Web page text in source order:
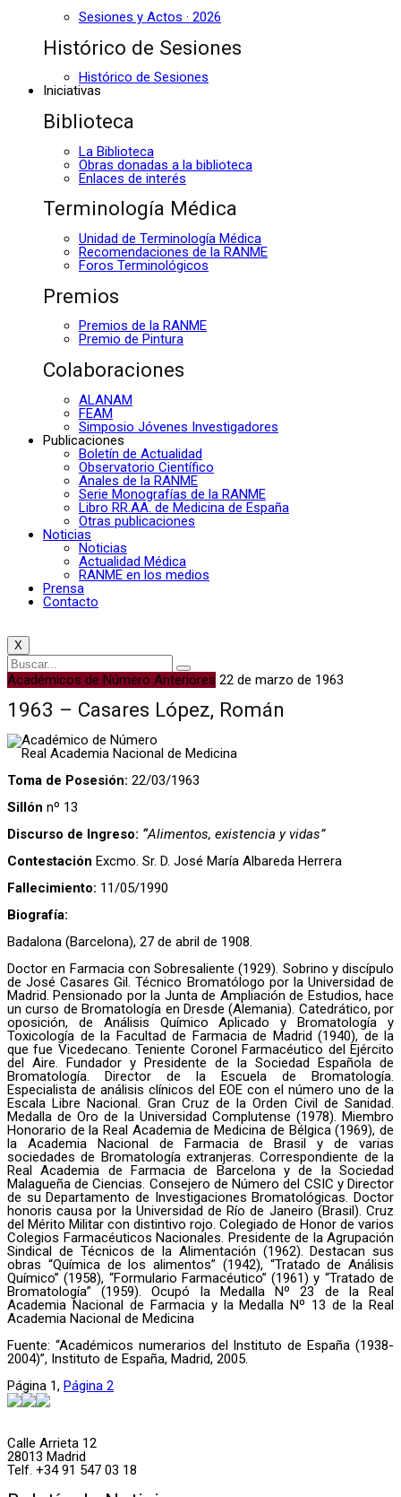
Sesiones y Actos · 2026
Histórico de Sesiones
Histórico de Sesiones
Iniciativas
Biblioteca
La Biblioteca
Obras donadas a la biblioteca
Enlaces de interés
Terminología Médica
Unidad de Terminología Médica
Recomendaciones de la RANME
Foros Terminológicos
Premios
Premios de la RANME
Premio de Pintura
Colaboraciones
ALANAM
FEAM
Simposio Jóvenes Investigadores
Publicaciones
Boletín de Actualidad
Observatorio Científico
Anales de la RANME
Serie Monografías de la RANME
Libro RR.AA. de Medicina de España
Otras publicaciones
Noticias
Noticias
Actualidad Médica
RANME en los medios
Prensa
Contacto
X
Académicos de Número Anteriores 22 de marzo de 1963
1963 – Casares López, Román
Académico de Número
Real Academia Nacional de Medicina
Toma de Posesión: 22/03/1963
Sillón nº 13
Discurso de Ingreso: “Alimentos, existencia y vidas”
Contestación Excmo. Sr. D. José María Albareda Herrera
Fallecimiento: 11/05/1990
Biografía:
Badalona (Barcelona), 27 de abril de 1908.
Doctor en Farmacia con Sobresaliente (1929). Sobrino y discípulo
de José Casares Gil. Técnico Bromatólogo por la Universidad de
Madrid. Pensionado por la Junta de Ampliación de Estudios, hace
un curso de Bromatología en Dresde (Alemania). Catedrático, por
oposición, de Análisis Químico Aplicado y Bromatología y
Toxicología de la Facultad de Farmacia de Madrid (1940), de la
que fue Vicedecano. Teniente Coronel Farmacéutico del Ejército
del Aire. Fundador y Presidente de la Sociedad Española de
Bromatología. Director de la Escuela de Bromatología.
Especialista de análisis clínicos del EOE con el número uno de la
Escala Libre Nacional. Gran Cruz de la Orden Civil de Sanidad.
Medalla de Oro de la Universidad Complutense (1978). Miembro
Honorario de la Real Academia de Medicina de Bélgica (1969), de
la Academia Nacional de Farmacia de Brasil y de varias
sociedades de Bromatología extranjeras. Correspondiente de la
Real Academia de Farmacia de Barcelona y de la Sociedad
Malagueña de Ciencias. Consejero de Número del CSIC y Director
de su Departamento de Investigaciones Bromatológicas. Doctor
honoris causa por la Universidad de Río de Janeiro (Brasil). Cruz
del Mérito Militar con distintivo rojo. Colegiado de Honor de varios
Colegios Farmacéuticos Nacionales. Presidente de la Agrupación
Sindical de Técnicos de la Alimentación (1962). Destacan sus
obras “Química de los alimentos” (1942), “Tratado de Análisis
Químico” (1958), “Formulario Farmacéutico” (1961) y “Tratado de
Bromatología” (1959). Ocupó la Medalla Nº 23 de la Real
Academia Nacional de Farmacia y la Medalla Nº 13 de la Real
Academia Nacional de Medicina
Fuente: “Académicos numerarios del Instituto de España (1938-
2004)”, Instituto de España, Madrid, 2005.
Página 1, Página 2
Calle Arrieta 12
28013 Madrid
Telf. +34 91 547 03 18